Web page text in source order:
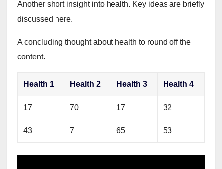
Another short insight into health. Key ideas are briefly
discussed here.
A concluding thought about health to round off the
content.
Health 1 Health 2 Health 3 Health 4
17 70 17 32
43 7 65 53